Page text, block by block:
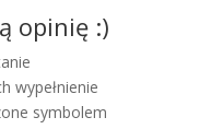
opinię :)
wypełnienie
symbolem